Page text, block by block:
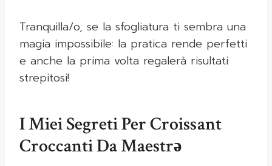
Tranquilla/o, se la sfogliatura ti sembra una
magia impossibile: la pratica rende perfetti
e anche la prima volta regalerà risultati
strepitosi!
I Miei Segreti Per Croissant
Croccanti Da Maestrə